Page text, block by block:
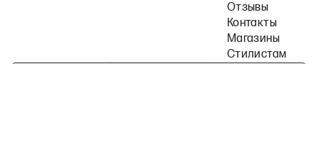
Отзывы
Контакты
Магазины
Стилистам